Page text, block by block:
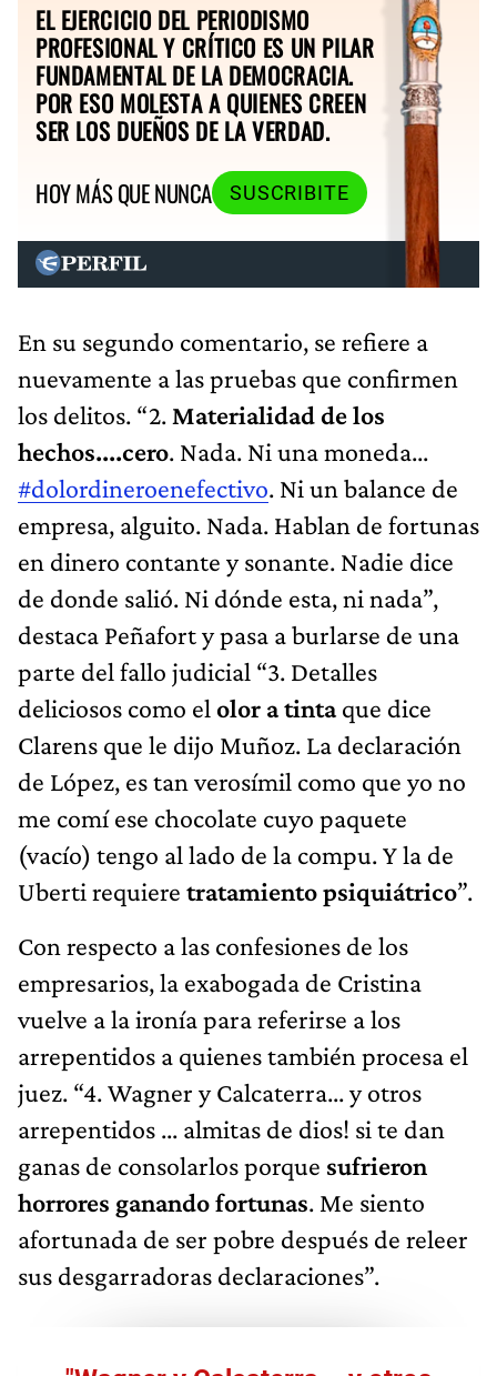
EL EJERCICIO DEL PERIODISMO
PROFESIONAL Y CRÍTICO ES UN PILAR
FUNDAMENTAL DE LA DEMOCRACIA.
POR ESO MOLESTA A QUIENES CREEN
SER LOS DUEÑOS DE LA VERDAD.
HOY MÁS QUE NUNCA
SUSCRIBITE
En su segundo comentario, se refiere a
nuevamente a las pruebas que confirmen
los delitos. “2. Materialidad de los
hechos....cero. Nada. Ni una moneda...
#dolordineroenefectivo. Ni un balance de
empresa, alguito. Nada. Hablan de fortunas
en dinero contante y sonante. Nadie dice
de donde salió. Ni dónde esta, ni nada”,
destaca Peñafort y pasa a burlarse de una
parte del fallo judicial “3. Detalles
deliciosos como el olor a tintaque dice
Clarens que le dijo Muñoz. La declaración
de López, es tan verosímil como que yo no
me comí ese chocolate cuyo paquete
(vacío) tengo al lado de la compu. Y la de
Uberti requiere tratamiento psiquiátrico”.
Con respecto a las confesiones de los
empresarios, la exabogada de Cristina
vuelve a la ironía para referirse a los
arrepentidos a quienes también procesa el
juez. “4. Wagner y Calcaterra... y otros
arrepentidos ... almitas de dios! si te dan
ganas de consolarlos porque sufrieron
horrores ganando fortunas. Me siento
afortunada de ser pobre después de releer
sus desgarradoras declaraciones”.